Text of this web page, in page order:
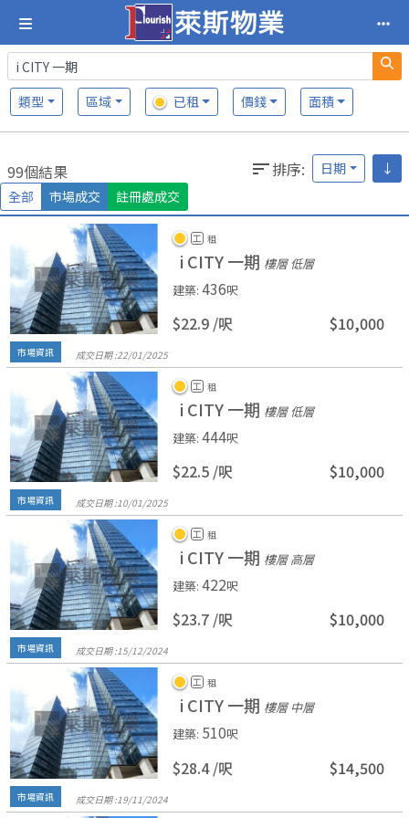
類型 區域 已租 價錢 面積
99個結果 排序: 日期
↓
全部
市場成交 註冊處成交
工 租
i CITY 一期 樓層 低層
建築: 436呎
$22.9 /呎 $10,000
市場資訊 成交日期 :22/01/2025
工 租
i CITY 一期 樓層 低層
建築: 444呎
$22.5 /呎 $10,000
市場資訊 成交日期 :10/01/2025
工 租
i CITY 一期 樓層 高層
建築: 422呎
$23.7 /呎 $10,000
市場資訊 成交日期 :15/12/2024
工 租
i CITY 一期 樓層 中層
建築: 510呎
$28.4 /呎 $14,500
市場資訊 成交日期 : 19/11/2024